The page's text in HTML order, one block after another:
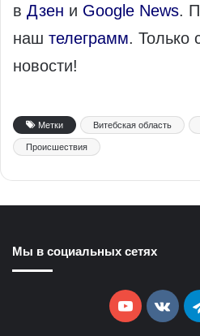
в Дзен и Google News.
наш телеграмм. Только
новости!
Метки Витебская область
Происшествия
Мы в социальных сетях
YouTube